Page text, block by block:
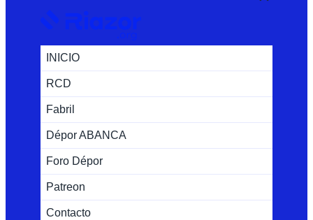
INICIO
RCD
Fabril
Dépor ABANCA
Foro Dépor
Patreon
Contacto